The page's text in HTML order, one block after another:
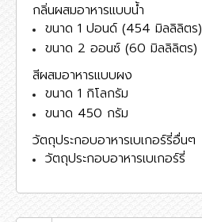
กลิ่นผสมอาหารแบบน้ำ
ขนาด 1 ปอนด์ (454 มิลลิลิตร)
ขนาด 2 ออนซ์ (60 มิลลิลิตร)
สีผสมอาหารแบบผง
ขนาด 1 กิโลกรัม
ขนาด 450 กรัม
วัตถุประกอบอาหารเบเกอร์รี่อื่นๆ
วัตถุประกอบอาหารเบเกอร์รี่